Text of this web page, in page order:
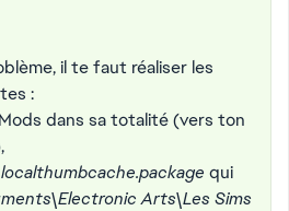
il te faut réaliser les
:
dans sa totalité (vers ton
localthumbcache.package qui
Arts\Les Sims